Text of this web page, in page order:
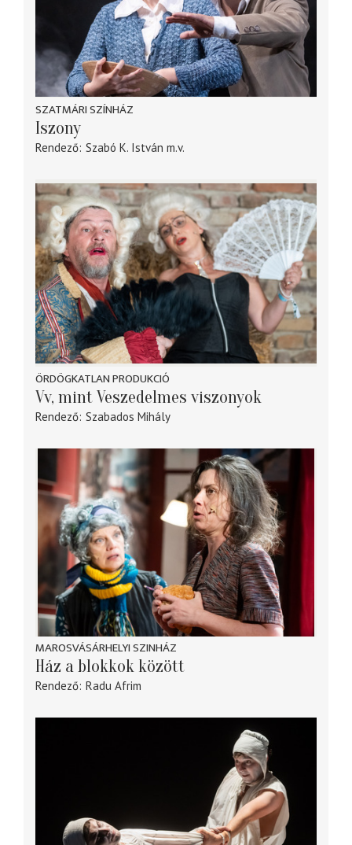
SZATMÁRI SZÍNHÁZ
Iszony
Rendező Szabó K. István m.v.
ÖRDÖGKATLAN PRODUKCIÓ
Vv, mint Veszedelmes viszonyok
Rendező Szabados Mihály
MAROSVÁSÁRHELYI SZINHÁZ
Ház a blokkok között
Rendező Radu Afrim